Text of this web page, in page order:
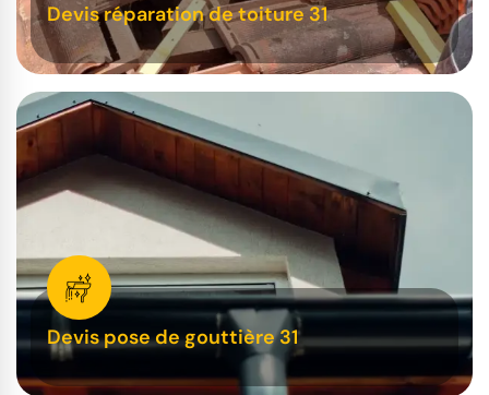
Devis réparation de toiture 31
Devis pose de gouttière 31